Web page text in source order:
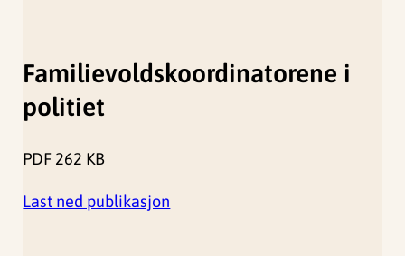
Familievoldskoordinatorene i
politiet
PDF 262 KB
Last ned publikasjon